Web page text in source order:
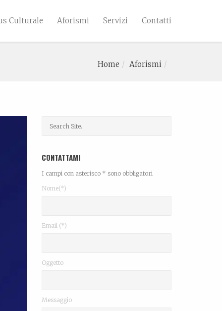
Culturale Aforismi Servizi Contatti
Home Aforismi
CONTATTAMI
I campi con asterisco * sono obbligatori
Nome(*)
Email (*)
Oggetto
Messaggio